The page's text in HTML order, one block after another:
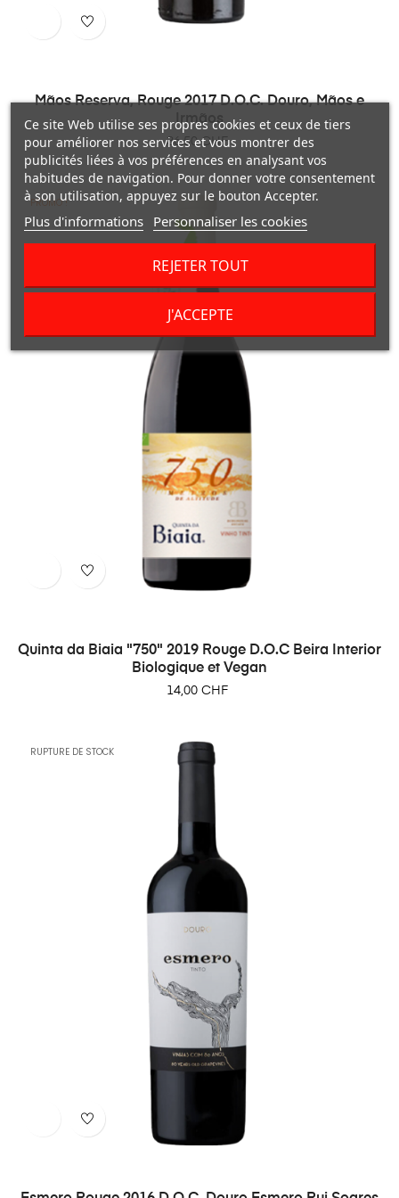
Mãos Reserva, Rouge 2017 D.O.C. Douro, Mãos e
Irmãos
Prix
36,50 CHF
PROMO !
Quinta da Biaia "750" 2019 Rouge D.O.C Beira Interior
Biologique et Vegan
Prix
14,00 CHF
RUPTURE DE STOCK
Ce site Web utilise ses propres cookies et ceux de tiers
pour améliorer nos services et vous montrer des
publicités liées à vos préférences en analysant vos
habitudes de navigation. Pour donner votre consentement
à son utilisation, appuyez sur le bouton Accepter.
Plus d'informations Personnaliser les cookies
REJETER TOUT
J'ACCEPTE